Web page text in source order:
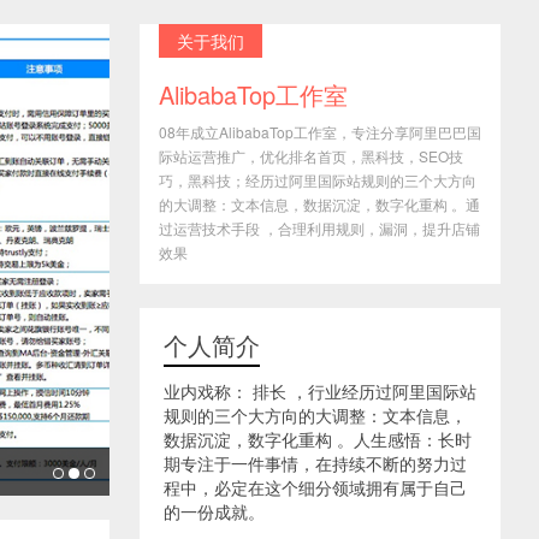
关于我们
AlibabaTop工作室
08年成立AlibabaTop工作室，专注分享阿里巴巴国
际站运营推广，优化排名首页，黑科技，SEO技
巧，黑科技；经历过阿里国际站规则的三个大方向
的大调整：文本信息，数据沉淀，数字化重构 。通
过运营技术手段 ，合理利用规则，漏洞，提升店铺
效果
个人简介
业内戏称： 排长 ，行业经历过阿里国际站
规则的三个大方向的大调整：文本信息，
数据沉淀，数字化重构 。人生感悟：长时
期专注于一件事情，在持续不断的努力过
程中，必定在这个细分领域拥有属于自己
的一份成就。